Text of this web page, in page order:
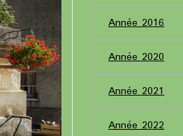
Année 2016
Année 2020
Année 2021
Année 2022